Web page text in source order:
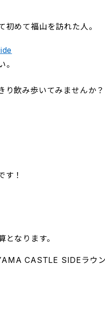
めて福山を訪れた人。
り飲み歩いてみませんか？
す！
なります。
CASTLE SIDEラウ